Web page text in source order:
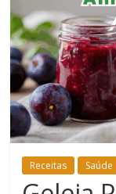
Estar
Receitas Saúde